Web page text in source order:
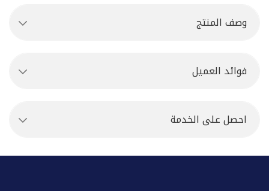
وصف المنتج
فوائد العميل
احصل على الخدمة